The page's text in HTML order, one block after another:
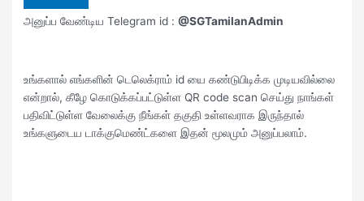
அனுப்ப வேண்டிய Telegram id :@SGTamilanAdmin
உங்களால் எங்களின் டெலெக்ராம் id யை கண்டுபிடிக்க முடியவில்லை
என்றால், கீழே கொடுக்கப்பட்டுள்ள QR code scan செய்து நாங்கள்
பதிவிட்டுள்ள வேலைக்கு நீங்கள் தகுதி உள்ளவராக இருந்தால்
உங்களுடைய டாக்குமெண்ட்களை இதன் மூலமும் அனுப்பலாம்.